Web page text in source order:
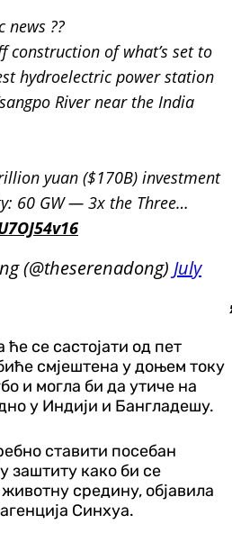
news ??
construction of what’s set to
hydroelectric power station
River near the India
yuan ($170B) investment
60 GW — 3x the Three…
(@theserenadong) July
се састојати од пет
смјештена у доњем току
и могла би да утиче на
у Индији и Бангладешу.
ставити посебан
заштиту како би се
средину, објавила
Синхуа.